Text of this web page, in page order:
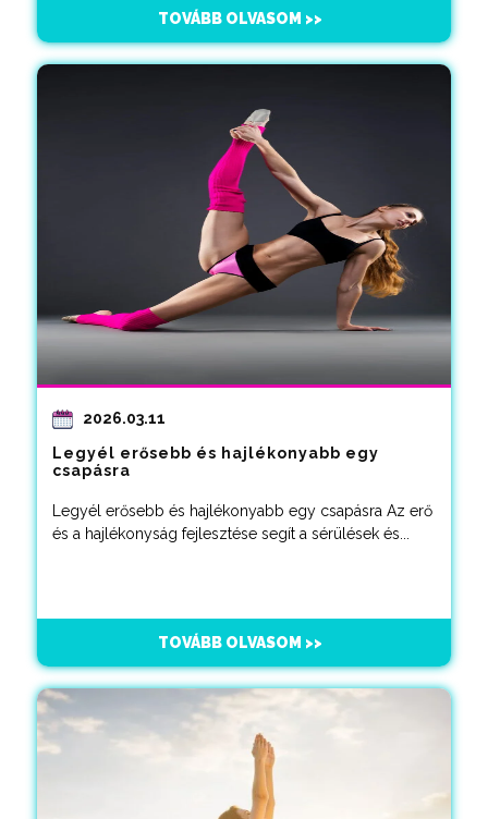
TOVÁBB OLVASOM >>
2026.03.11
Legyél erősebb és hajlékonyabb egy
csapásra
Legyél erősebb és hajlékonyabb egy csapásra Az erő
és a hajlékonyság fejlesztése segít a sérülések és...
TOVÁBB OLVASOM >>